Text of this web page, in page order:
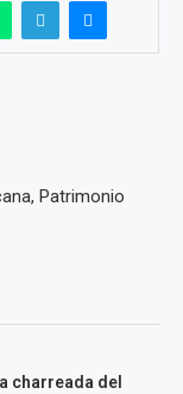
Patrimonio
charreada del